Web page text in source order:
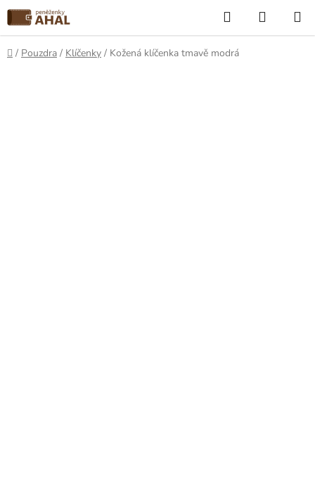
Přejít
na
obsah
Hledat
KOŠÍK
Domů
/ Pouzdra / Klíčenky / Kožená klíčenka tmavě modrá